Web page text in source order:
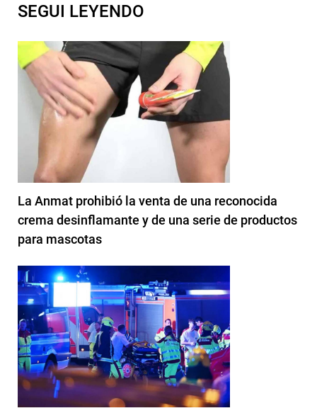
SEGUI LEYENDO
La Anmat prohibió la venta de una reconocida
crema desinflamante y de una serie de productos
para mascotas